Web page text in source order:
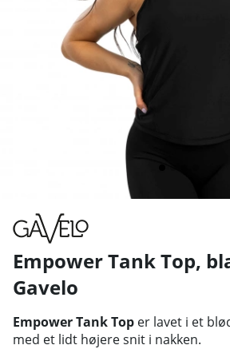
Empower Tank Top,
Gavelo
Empower Tank Top er lavet i et
med et lidt højere snit i nakken.